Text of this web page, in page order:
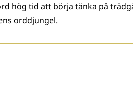
hög tid att börja tänka på
orddjungel.